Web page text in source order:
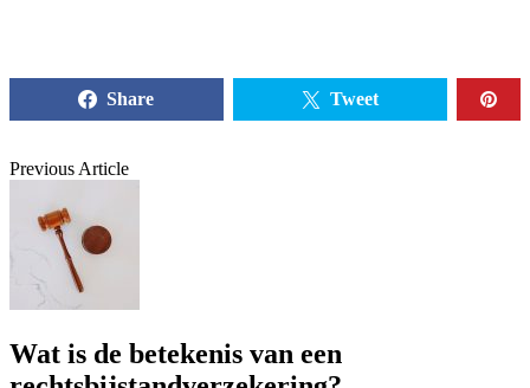
Share Tweet
Previous Article
Wat is de betekenis van een